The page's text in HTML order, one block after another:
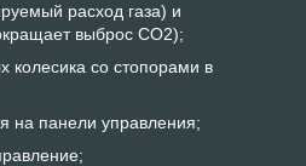
расход газа) и
выброс CO2);
колесика со стопорами в
на панели управления;